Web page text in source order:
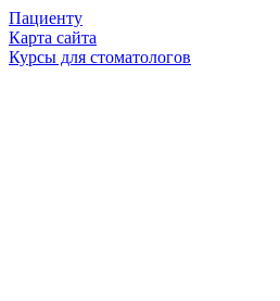
Пациенту
Карта сайта
Курсы для стоматологов